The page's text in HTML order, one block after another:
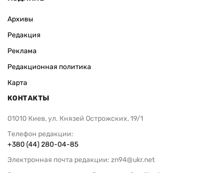
Архивы
Редакция
Реклама
Редакционная политика
Карта
КОНТАКТЫ
01010 Киев, ул. Князей Острожских, 19/1
Телефон редакции:
+380 (44) 280-04-85
Электронная почта редакции: zn94@ukr.net